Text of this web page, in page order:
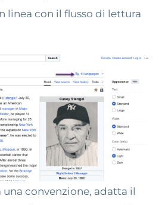
linea con il flusso di lettura
convenzione, adatta il